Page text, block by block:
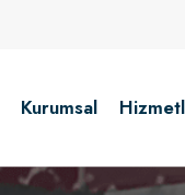
Kurumsal